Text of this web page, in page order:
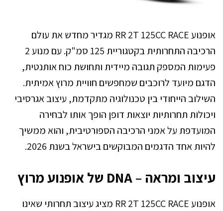
אופנוע RR 2T 125CC RACE מגדיר מחדש את עולם
הרכיבה התחרותית בקטגוריית 125 סמ"ק. עם מנוע 2
פעימות המספק תגובה מיידית ותחושת כוח אותנטית,
הדגם מיועד לרוכבים שמחפשים חוויית מרוץ אמיתית.
השילוב הייחודי בין טכנולוגיה מתקדמת, עיצוב אגרסיבי
ויכולות תחרותיות יוצאות דופן הופך אותו לבחירה
המועדפת על אמני הרכיבה הספורטיבית, והוא ממשיך
להיות אחד הדגמים המבוקשים בישראל בשנת 2026.
עיצוב ומראה – DNA של אופנוע מרוץ
אופנוע RR 2T 125CC RACE מציג עיצוב תחרותי שאינו